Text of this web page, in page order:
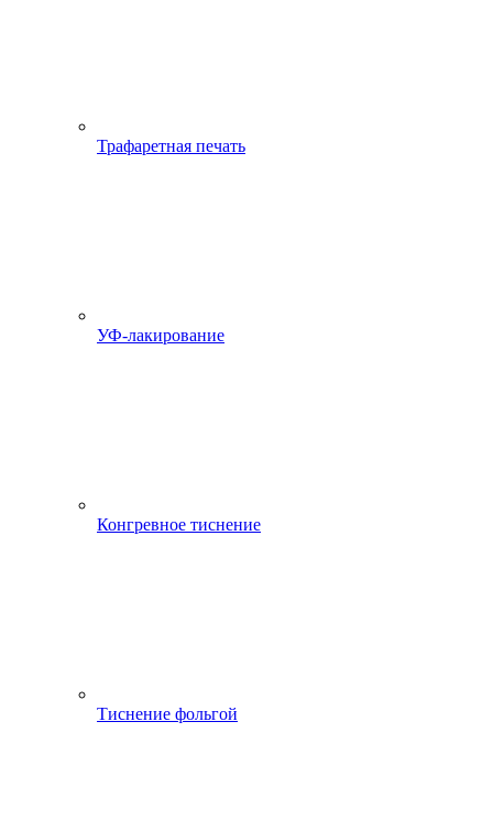
Трафаретная печать
УФ-лакирование
Конгревное тиснение
Тиснение фольгой